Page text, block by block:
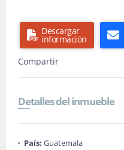
Descargar
información
Compartir
Detalles del inmueble
País: Guatemala